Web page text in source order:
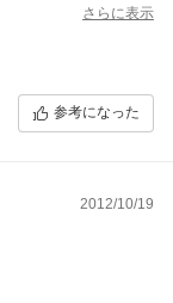
さらに表示
参考になった
2012/10/19